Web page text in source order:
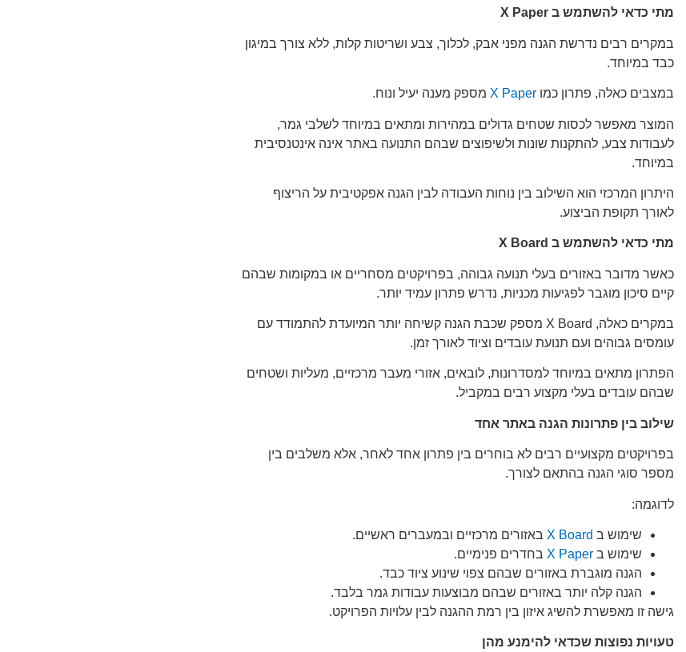
מתי כדאי להשתמש ב
במקרים רבים נדרשת הגנה מפני אבק, לכלוך, צבע ושריטות קלות, ללא צורך במיגון
כבד במיוחד.
במצבים כאלה, פתרון כמו X Paper מספק מענה יעיל ונוח.
המוצר מאפשר לכסות שטחים גדולים במהירות ומתאים במיוחד לשלבי גמר,
לעבודות צבע, להתקנות שונות ולשיפוצים שבהם התנועה באתר אינה אינטנסיבית
במיוחד.
היתרון המרכזי הוא השילוב בין נוחות העבודה לבין הגנה אפקטיבית על הריצוף
לאורך תקופת הביצוע.
מתי כדאי להשתמש ב
כאשר מדובר באזורים בעלי תנועה גבוהה, בפרויקטים מסחריים או במקומות שבהם
קיים סיכון מוגבר לפגיעות מכניות, נדרש פתרון עמיד יותר.
במקרים כאלה, X Board מספק שכבת הגנה קשיחה יותר המיועדת להתמודד עם
עומסים גבוהים ועם תנועת עובדים וציוד לאורך זמן.
הפתרון מתאים במיוחד למסדרונות, לובאים, אזורי מעבר מרכזיים, מעליות ושטחים
שבהם עובדים בעלי מקצוע רבים במקביל.
שילוב בין פתרונות הגנה באתר אחד
בפרויקטים מקצועיים רבים לא בוחרים בין פתרון אחד לאחר, אלא משלבים בין
מספר סוגי הגנה בהתאם לצורך.
לדוגמה:
שימוש ב X Board באזורים מרכזיים ובמעברים ראשיים.
שימוש ב X Paper בחדרים פנימיים.
הגנה מוגברת באזורים שבהם צפוי שינוע ציוד כבד.
הגנה קלה יותר באזורים שבהם מבוצעות עבודות גמר בלבד.
גישה זו מאפשרת להשיג איזון בין רמת ההגנה לבין עלויות הפרויקט.
טעויות נפוצות שכדאי להימנע מהן